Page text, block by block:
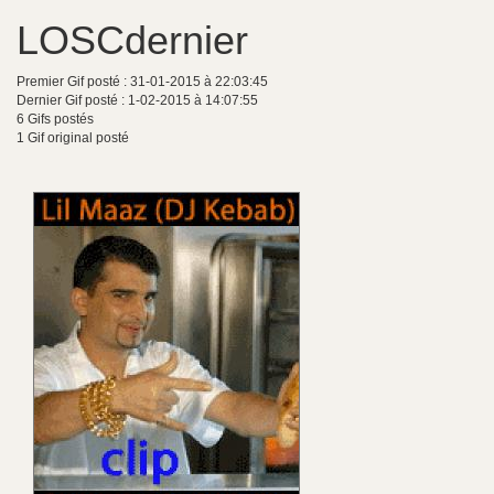
LOSCdernier
Premier Gif posté : 31-01-2015 à 22:03:45
Dernier Gif posté : 1-02-2015 à 14:07:55
6 Gifs postés
1 Gif original posté